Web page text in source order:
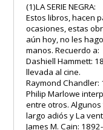
(1)LA SERIE NEGRA:
Estos libros, hacen
ocasiones, estas
aún hoy, no les
manos. Recuerdo a:
Dashiell Hammett:
llevada al cine.
Raymond Chandler:
Philip Marlowe
entre otros. Algunos
largo adiós y La
James M. Cain: